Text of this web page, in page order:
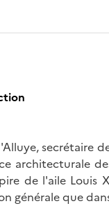
secrétaire
architecturale
de l'aile Louis
générale que